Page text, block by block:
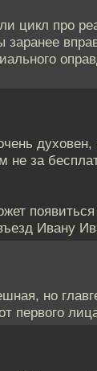
цикл про
духовен,
не за
появиться
Ивану
но
первого